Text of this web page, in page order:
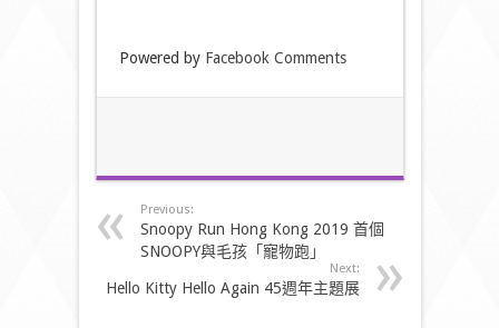
Powered by Facebook Comments
Previous:
Snoopy Run Hong Kong 2019 首個
SNOOPY與毛孩「寵物跑」
Next:
Hello Kitty Hello Again 45週年主題展